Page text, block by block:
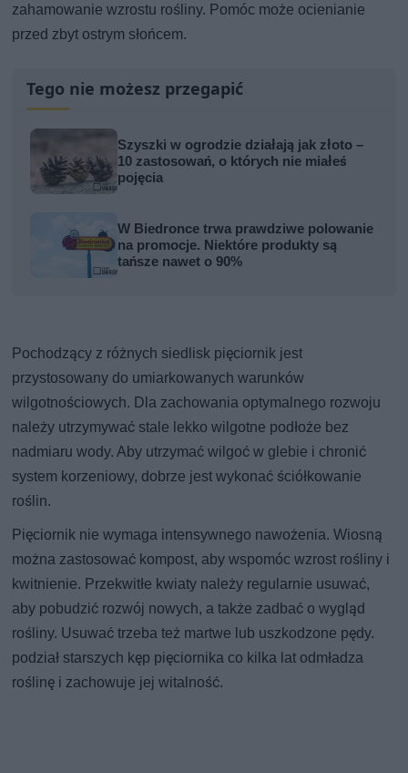
zahamowanie wzrostu rośliny. Pomóc może ocienianie
przed zbyt ostrym słońcem.
Tego nie możesz przegapić
Szyszki w ogrodzie działają jak złoto –
10 zastosowań, o których nie miałeś
pojęcia
W Biedronce trwa prawdziwe polowanie
na promocje. Niektóre produkty są
tańsze nawet o 90%
Pochodzący z różnych siedlisk pięciornik jest
przystosowany do umiarkowanych warunków
wilgotnościowych. Dla zachowania optymalnego rozwoju
należy utrzymywać stale lekko wilgotne podłoże bez
nadmiaru wody. Aby utrzymać wilgoć w glebie i chronić
system korzeniowy, dobrze jest wykonać ściółkowanie
roślin.
Pięciornik nie wymaga intensywnego nawożenia. Wiosną
można zastosować kompost, aby wspomóc wzrost rośliny i
kwitnienie. Przekwitłe kwiaty należy regularnie usuwać,
aby pobudzić rozwój nowych, a także zadbać o wygląd
rośliny. Usuwać trzeba też martwe lub uszkodzone pędy.
podział starszych kęp pięciornika co kilka lat odmładza
roślinę i zachowuje jej witalność.